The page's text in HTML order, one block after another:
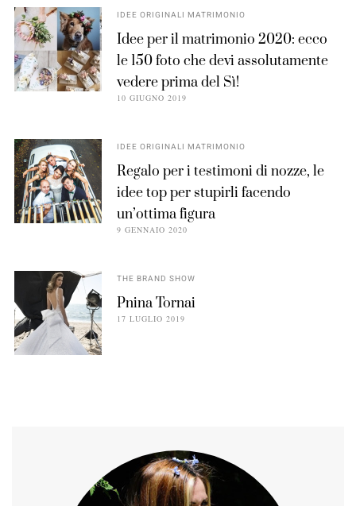
IDEE ORIGINALI MATRIMONIO
Idee per il matrimonio 2020: ecco
le 150 foto che devi assolutamente
vedere prima del Sì!
10 GIUGNO 2019
IDEE ORIGINALI MATRIMONIO
Regalo per i testimoni di nozze, le
idee top per stupirli facendo
un’ottima figura
9 GENNAIO 2020
THE BRAND SHOW
Pnina Tornai
17 LUGLIO 2019